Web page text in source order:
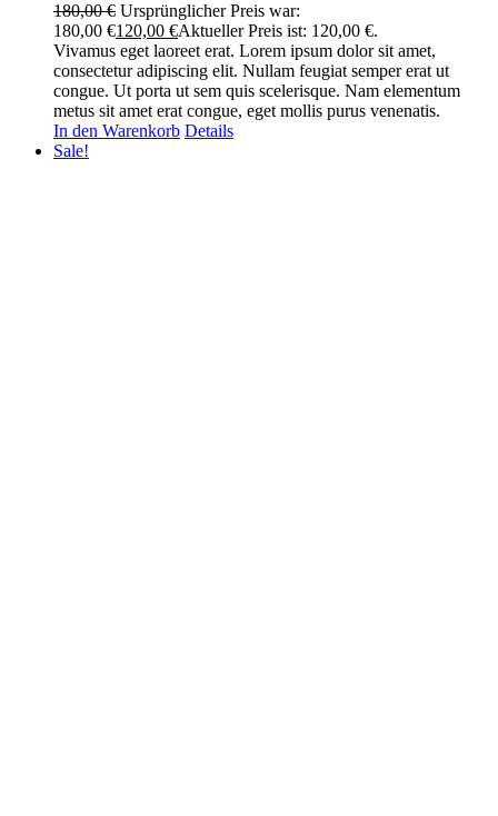
180,00€ Ursprünglicher Preis war:
180,00 €120,00 €Aktueller Preis ist: 120,00 €.
Vivamus eget laoreet erat. Lorem ipsum dolor sit amet,
consectetur adipiscing elit. Nullam feugiat semper erat ut
congue. Ut porta ut sem quis scelerisque. Nam elementum
metus sit amet erat congue, eget mollis purus venenatis.
In den Warenkorb Details
Sale!